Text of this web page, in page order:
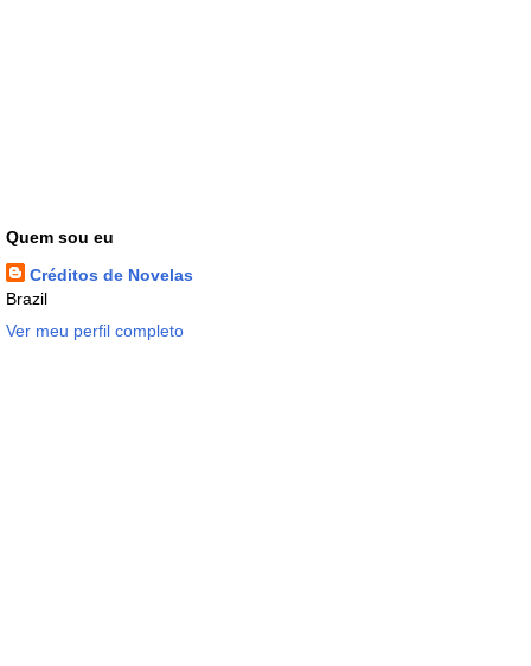
Quem sou eu
Créditos de Novelas
Brazil
Ver meu perfil completo